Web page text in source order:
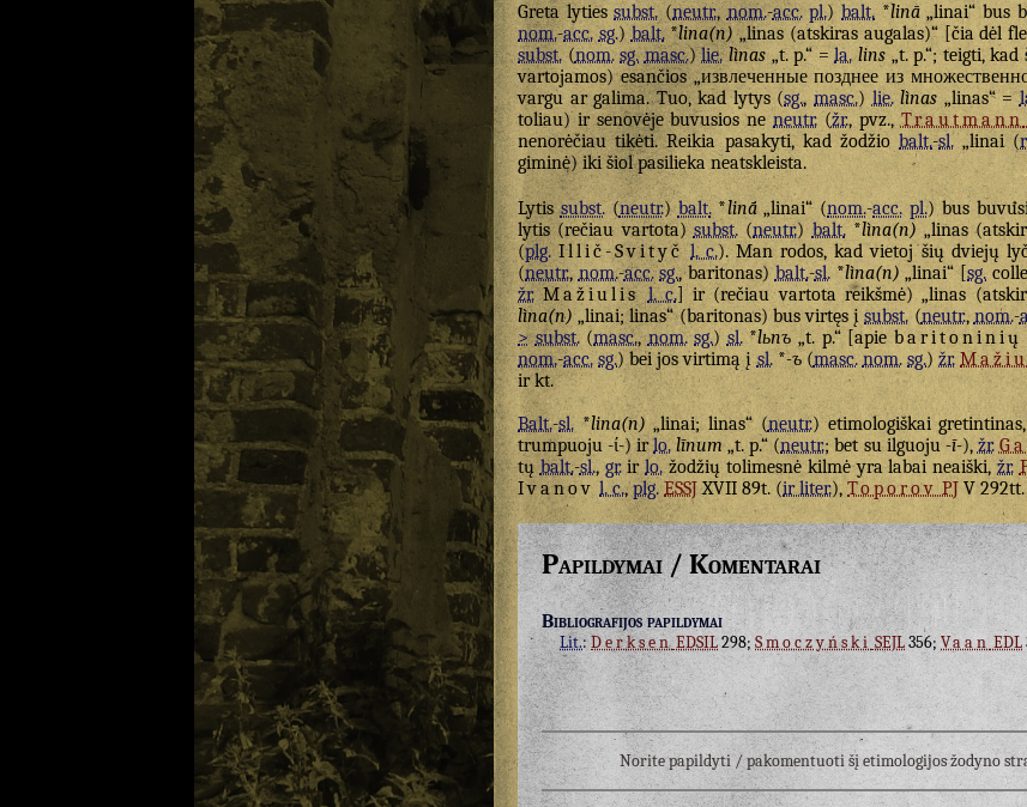
Greta lytiessubst.(neutr.,nom.-acc. pl.)balt.*linā„linai“ bus
nom.-acc. sg.)balt.*lina(n)„linas (atskiras augalas)“ [čia dėl
subst.(nom. sg. masc.)lie. lìnas„t. p.“ =la. lins„t. p.“; teigti, kad
vartojamos) esančios „извлеченные позднее из
vargu ar galima. Tuo, kad lytys (sg.,masc.) lie. lìnas„linas“ =
toliau) ir senovėje buvusios neneutr.(žr., pvz.,Trautmann
nenorėčiau tikėti. Reikia pasakyti, kad žodžiobalt.-sl.„linai (
giminė) iki šiol pasilieka neatskleista.
Lytissubst.(neutr.)balt.*linā́„linai“ (nom.-acc. pl.) bus
lytis (rečiau vartota)subst.(neutr.)balt.*lìna(n) „linas
(plg. Illič-Svityč l. c.). Man rodos, kad vietoj šių dviejų
(neutr.,nom.-acc. sg., baritonas)balt.-sl.*lìna(n) „linai“ [sg.
žr. Mažiulis l. c.] ir (rečiau vartota reikšmė) „linas
lìna(n)„linai; linas“ (baritonas) bus virtęs įsubst.(neutr.,nom.-
> subst.(masc.,nom. sg.) sl.*lьnъ„t. p.“ [apiebaritoninių
nom.-acc. sg.) bei jos virtimą įsl.*-ъ(masc. nom. sg.)žr.
ir kt.
Balt.-sl.*lina(n)„linai; linas“ (neutr.) etimologiškai
trumpuoju -ί-) irlo. līnum„t. p.“ (neutr.; bet su ilguoju-ī-),žr.
tųbalt.-sl., gr.irlo.žodžių tolimesnė kilmė yra labai neaiški,žr.
Ivanov l. c.,plg. ESSJXVII 89t. (ir liter.),Toporov PJV
Papildymai / Komentarai
Bibliografijos papildymai
Lit.:DerksenEDSIL298; Smoczyński SEJL356; Vaan EDL
Norite papildyti / pakomentuoti šį etimologijos žodyno